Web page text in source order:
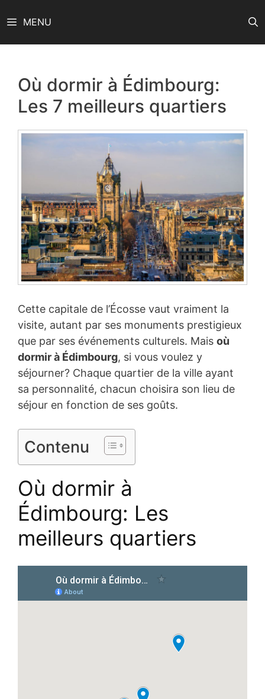
au
MENU
Où dormir à Édimbourg:
Les 7 meilleurs quartiers
Cette capitale de l’Écosse vaut vraiment la
visite, autant par ses monuments prestigieux
que par ses événements culturels. Mais où
dormir à Édimbourg, si vous voulez y
séjourner? Chaque quartier de la ville ayant
sa personnalité, chacun choisira son lieu de
séjour en fonction de ses goûts.
Contenu
Où dormir à
Édimbourg: Les
meilleurs quartiers